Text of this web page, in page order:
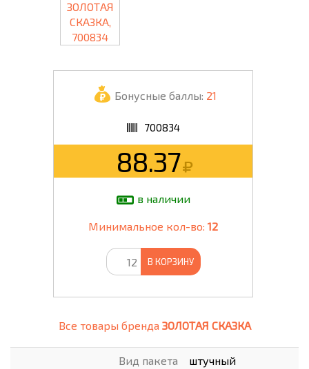
Бонусные баллы: 21
700834
88.37
в наличии
Минимальное кол-во: 12
В КОРЗИНУ
Все товары бренда ЗОЛОТАЯ СКАЗКА
Вид пакета штучный